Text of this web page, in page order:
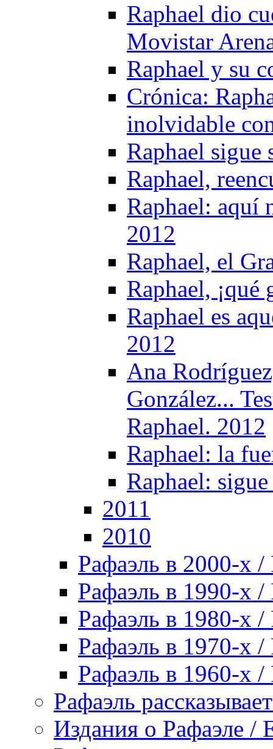
Raphael dio
Movistar
Raphael y su
Crónica:
inolvidable
Raphael sigue
Raphael,
Raphael: aquí
2012
Raphael, el
Raphael,
Raphael es
2012
Ana
González...
Raphael. 2012
Raphael: la
Raphael:
2011
2010
Рафаэль в 2000-х /
Рафаэль в 1990-х /
Рафаэль в 1980-х /
Рафаэль в 1970-х /
Рафаэль в 1960-х /
Рафаэль
Издания о Рафаэле /